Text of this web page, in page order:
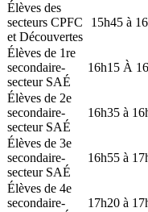
Élèves des
secteurs CPFC
et Découvertes
15h45 à
Élèves de 1re
secondaire-
secteur SAÉ
16h15 À
Élèves de 2e
secondaire-
secteur SAÉ
16h35 à
Élèves de 3e
secondaire-
secteur SAÉ
16h55 à
Élèves de 4e
secondaire-
17h20 à